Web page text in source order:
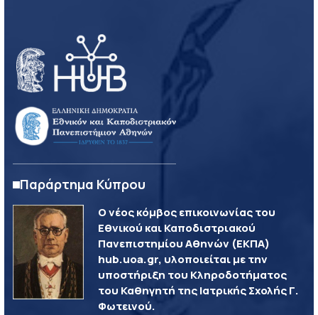
Παράρτημα Κύπρου
Ο νέος κόμβος επικοινωνίας του
Εθνικού και Καποδιστριακού
Πανεπιστημίου Αθηνών (ΕΚΠΑ)
hub.uoa.gr, υλοποιείται με την
υποστήριξη του Κληροδοτήματος
του Καθηγητή της Ιατρικής Σχολής Γ.
Φωτεινού.